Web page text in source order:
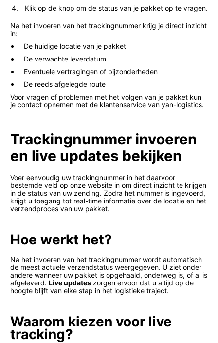
Klik op de knop om de status van je pakket op te vragen.
Na het invoeren van het trackingnummer krijg je direct inzicht
in:
De huidige locatie van je pakket
De verwachte leverdatum
Eventuele vertragingen of bijzonderheden
De reeds afgelegde route
Voor vragen of problemen met het volgen van je pakket kun
je contact opnemen met de klantenservice van yan-logistics.
Trackingnummer invoeren
en live updates bekijken
Voer eenvoudig uw trackingnummer in het daarvoor
bestemde veld op onze website in om direct inzicht te krijgen
in de status van uw zending. Zodra het nummer is ingevoerd,
krijgt u toegang tot real-time informatie over de locatie en het
verzendproces van uw pakket.
Hoe werkt het?
Na het invoeren van het trackingnummer wordt automatisch
de meest actuele verzendstatus weergegeven. U ziet onder
andere wanneer uw pakket is opgehaald, onderweg is, of al is
afgeleverd. Live updates zorgen ervoor dat u altijd op de
hoogte blijft van elke stap in het logistieke traject.
Waarom kiezen voor live
tracking?